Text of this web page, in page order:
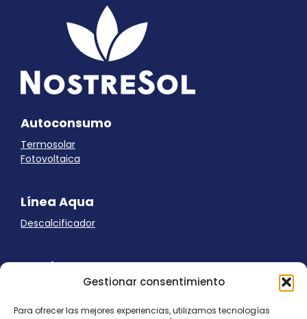
Gestionar consentimiento
Para ofrecer las mejores experiencias, utilizamos tecnologías
Autoconsumo
Termosolar
Fotovoltaica
Línea Aqua
Descalcificador
Ayuda
Panel Cookies